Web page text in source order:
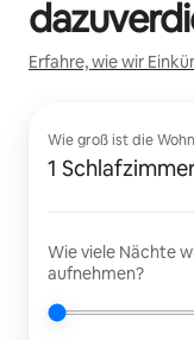
Erfahre, wie wir
Wie groß ist die
1
Wie viele Nächte
aufnehmen?